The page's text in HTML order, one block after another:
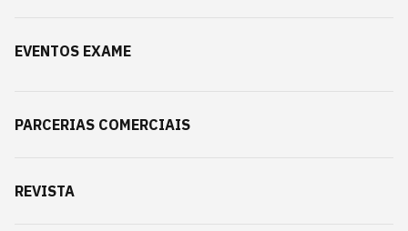
EVENTOS EXAME
PARCERIAS COMERCIAIS
REVISTA